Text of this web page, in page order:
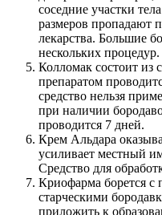
соседние участки
размеров пропадают
лекарства. Большие
нескольких процедур.
Колломак состоит из
препаратом
средство нельзя
при наличии
проводится 7 дней.
Крем Альдара
усиливает местный
Средство для
Криофарма борется
старческими
приложить к